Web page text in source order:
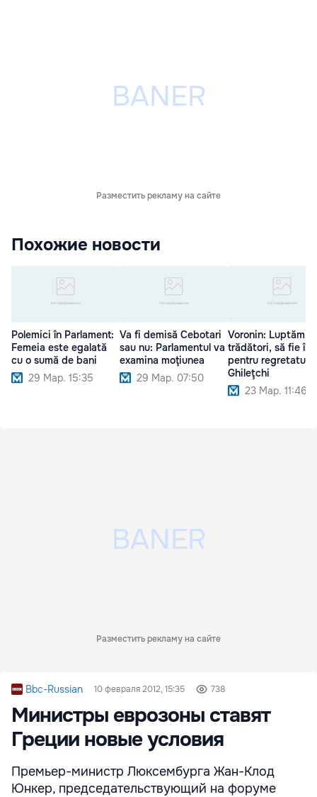
Разместить рекламу на сайте
Похожие новости
Polemici în Parlament:
Femeia este egalată
cu o sumă de bani
29 Мар. 15:35
Va fi demisă Cebotari
sau nu: Parlamentul va
examina moţiunea
29 Мар. 07:50
Voronin: Luptăm
trădători, să fie
pentru regretatul
Ghileţchi
23 Мар. 11:46
Разместить рекламу на сайте
Bbc-Russian 10 февраля 2012, 15:35 738
Министры еврозоны ставят
Греции новые условия
Премьер-министр Люксембурга Жан-Клод
Юнкер, председательствующий на форуме